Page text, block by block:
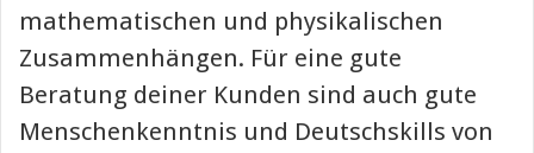
mathematischen und physikalischen
Zusammenhängen. Für eine gute
Beratung deiner Kunden sind auch gute
Menschenkenntnis und Deutschskills von